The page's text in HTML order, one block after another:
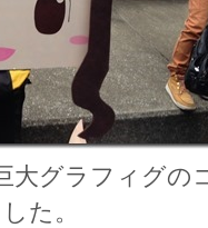
大グラフィグの
た。